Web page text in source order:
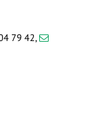
79 42,